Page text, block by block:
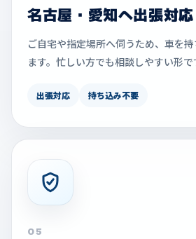
名古屋・愛知へ出張対
ご自宅や指定場所へ伺うため、車を
ます。忙しい方でも相談しやすい形で
出張対応 持ち込み不要
05